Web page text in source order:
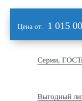
Цена от: 1 015
Серии,
Выгодный